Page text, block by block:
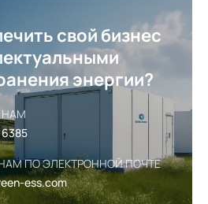
свой бизнес
энергии?
НАМ
6385
ПО ЭЛЕКТРОННОЙ ПОЧТЕ
ess.com